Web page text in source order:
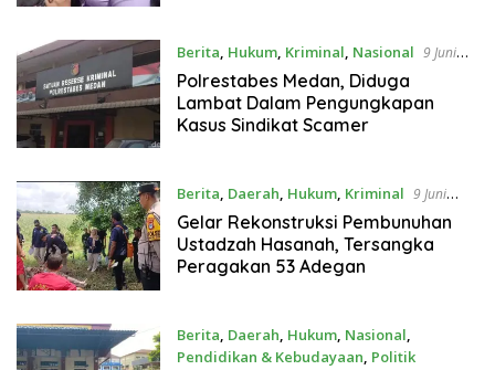
Berita, Hukum, Kriminal, Nasional 9 Juni
2026
Polrestabes Medan, Diduga
Lambat Dalam Pengungkapan
Kasus Sindikat Scamer
Berita, Daerah, Hukum, Kriminal 9 Juni
2026
Gelar Rekonstruksi Pembunuhan
Ustadzah Hasanah, Tersangka
Peragakan 53 Adegan
Berita, Daerah, Hukum, Nasional,
Pendidikan & Kebudayaan, Politik